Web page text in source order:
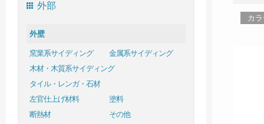
外部
外壁
窯業系サイディング
金属系サイディング
木材・木質系サイディング
タイル・レンガ・石材
左官仕上げ材料
塗料
断熱材
その他
カ